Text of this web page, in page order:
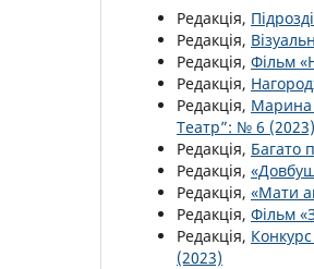
Редакція,
Редакція,
Редакція, Фільм
Редакція,
Редакція, Марина
Театр”: № 6 (2023)
Редакція, Багато
Редакція,
Редакція, «Мати
Редакція, Фільм
Редакція,
(2023)